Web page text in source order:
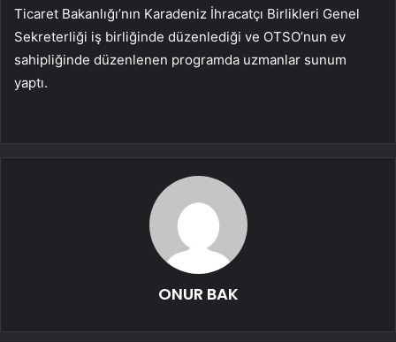
Ticaret Bakanlığı’nın Karadeniz İhracatçı Birlikleri Genel
Sekreterliği iş birliğinde düzenlediği ve OTSO’nun ev
sahipliğinde düzenlenen programda uzmanlar sunum
yaptı.
ONUR BAK